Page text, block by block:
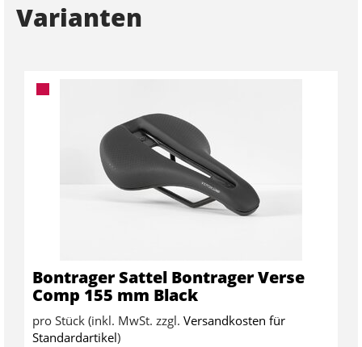
Varianten
Bontrager Sattel Bontrager Verse
Comp 155 mm Black
pro Stück (inkl. MwSt. zzgl. Versandkosten für
Standardartikel)